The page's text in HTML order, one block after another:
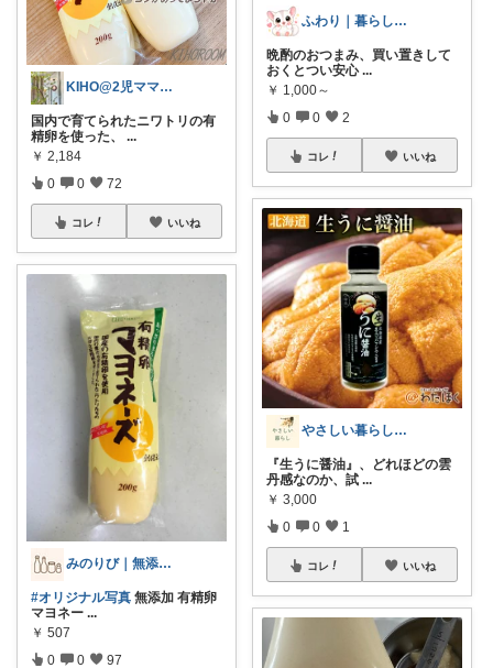
KIHO@2児ママ（👧小5👦小3）
国内で育てられたニワトリの有
精卵を使った、
...
￥ 2,184
0 0 72
コレ いいね
みのりび｜無添加・オーガニック食品
#オリジナル写真 無添加 有精卵
マヨネー ...
￥ 507
0 0 97
ふわり｜暮らしの負担をかるくする日用品
晩酌のおつまみ、買い置きして
おくとつい安心 ...
￥ 1,000～
0 0 2
コレ いいね
やさしい暮らし_我が家のお気に入り
『生うに醤油』、どれほどの雲
丹感なのか、試 ...
￥ 3,000
0 0 1
コレ いいね